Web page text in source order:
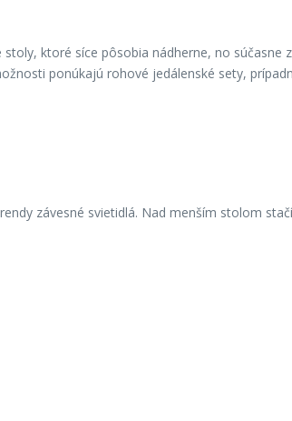
ktoré síce pôsobia nádherne, no súčasne
ponúkajú rohové jedálenské sety,
závesné svietidlá. Nad menším stolom